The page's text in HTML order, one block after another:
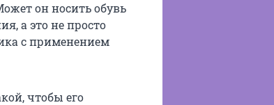
он носить обувь
а это не просто
с применением
чтобы его